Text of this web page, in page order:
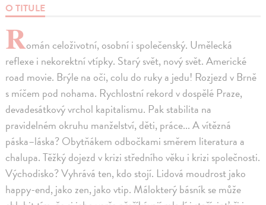
O TITULE
Román celoživotní, osobní i společenský. Umělecká
reflexe i nekorektní vtípky. Starý svět, nový svět. Americké
road movie. Brýle na oči, colu do ruky a jedu! Rozjezd v Brně
s míčem pod nohama. Rychlostní rekord v dospělé Praze,
devadesátkový vrchol kapitalismu. Pak stabilita na
pravidelném okruhu manželství, děti, práce... A vítězná
páska–láska? Obytňákem odbočkami směrem literatura a
chalupa. Těžký dojezd v krizi středního věku i krizi společnosti.
Východisko? Vyhrává ten, kdo stojí. Lidová moudrost jako
happy-end, jako zen, jako vtip. Málokterý básník se může